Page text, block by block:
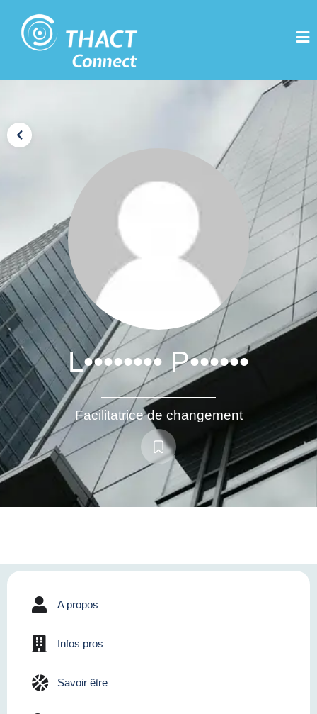
L•••••••• P••••••
Facilitatrice de changement
A propos
Infos pros
Savoir être